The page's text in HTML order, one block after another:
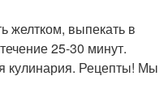
желтком, выпекать в
25-30 минут.
кулинария. Рецепты! Мы